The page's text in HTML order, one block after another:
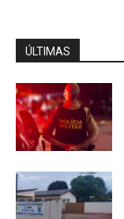
ÚLTIMAS